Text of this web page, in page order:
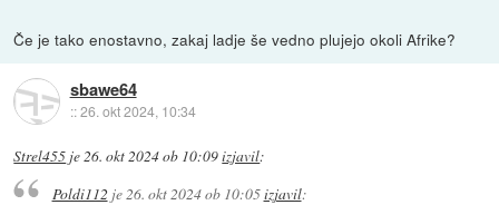
Če je tako enostavno, zakaj ladje še vedno plujejo okoli Afrike?
sbawe64
::26. okt 2024, 10:34
Strel455 je26. okt 2024 ob 10:09izjavil:
Poldi112je 26. okt 2024 ob 10:05izjavil: